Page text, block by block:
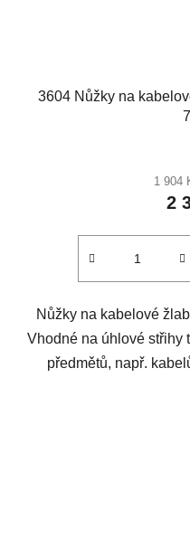
3604 Nůžky na
1 904
2
Nůžky na kabelové
Vhodné na úhlové střihy
předmětů, např.